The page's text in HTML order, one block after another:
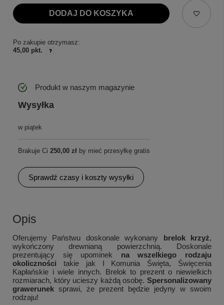
DODAJ DO KOSZYKA
Po zakupie otrzymasz:
45,00 pkt.
Produkt w naszym magazynie
Wysyłka
w piątek
Brakuje Ci 250,00 zł by mieć przesyłkę gratis
Sprawdź czasy i koszty wysyłki
Opis
Oferujemy Państwu doskonale wykonany brelok krzyż,
wykończony drewnianą powierzchnią. Doskonale
prezentujący się upominek na wszelkiego rodzaju
okoliczności takie jak I Komunia Święta, Święcenia
Kapłańskie i wiele innych. Brelok to prezent o niewielkich
rozmiarach, który ucieszy każdą osobę. Spersonalizowany
grawerunek sprawi, że prezent będzie jedyny w swoim
rodzaju!